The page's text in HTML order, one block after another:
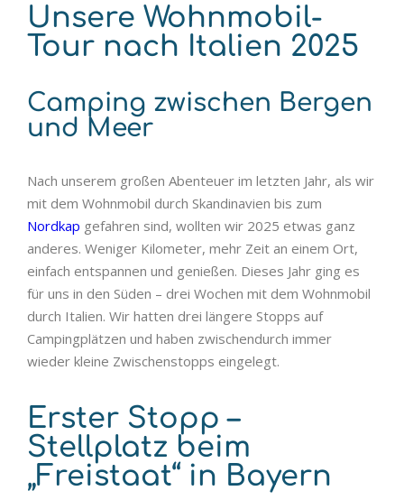
Unsere Wohnmobil-
Tour nach Italien 2025
Camping zwischen Bergen
und Meer
Nach unserem großen Abenteuer im letzten Jahr, als wir
mit dem Wohnmobil durch Skandinavien bis zum
Nordkap gefahren sind, wollten wir 2025 etwas ganz
anderes. Weniger Kilometer, mehr Zeit an einem Ort,
einfach entspannen und genießen. Dieses Jahr ging es
für uns in den Süden – drei Wochen mit dem Wohnmobil
durch Italien. Wir hatten drei längere Stopps auf
Campingplätzen und haben zwischendurch immer
wieder kleine Zwischenstopps eingelegt.
Erster Stopp –
Stellplatz beim
„Freistaat“ in Bayern